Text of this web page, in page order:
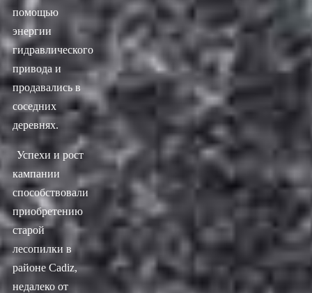
помощью
энергии
гидравлического
привода и
продавались в
соседних
деревнях.
Успехи и рост
кампании
способствовали
приобретению
старой
лесопилки в
районе Cadiz,
недалеко от